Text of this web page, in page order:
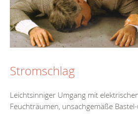
Stromschlag
Leichtsinniger Umgang mit
Feuchträumen, unsachgemäße